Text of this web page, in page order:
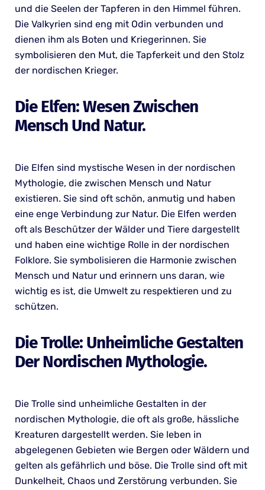
und die Seelen der Tapferen in den Himmel führen.
Die Valkyrien sind eng mit Odin verbunden und
dienen ihm als Boten und Kriegerinnen. Sie
symbolisieren den Mut, die Tapferkeit und den Stolz
der nordischen Krieger.
Die Elfen: Wesen Zwischen
Mensch Und Natur.
Die Elfen sind mystische Wesen in der nordischen
Mythologie, die zwischen Mensch und Natur
existieren. Sie sind oft schön, anmutig und haben
eine enge Verbindung zur Natur. Die Elfen werden
oft als Beschützer der Wälder und Tiere dargestellt
und haben eine wichtige Rolle in der nordischen
Folklore. Sie symbolisieren die Harmonie zwischen
Mensch und Natur und erinnern uns daran, wie
wichtig es ist, die Umwelt zu respektieren und zu
schützen.
Die Trolle: Unheimliche Gestalten
Der Nordischen Mythologie.
Die Trolle sind unheimliche Gestalten in der
nordischen Mythologie, die oft als große, hässliche
Kreaturen dargestellt werden. Sie leben in
abgelegenen Gebieten wie Bergen oder Wäldern und
gelten als gefährlich und böse. Die Trolle sind oft mit
Dunkelheit, Chaos und Zerstörung verbunden. Sie